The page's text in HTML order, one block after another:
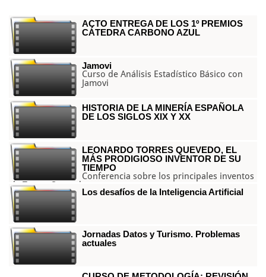
ACTO ENTREGA DE LOS 1º PREMIOS
CÁTEDRA CARBONO AZUL
Jamovi
Curso de Análisis Estadístico Básico con
Jamovi
HISTORIA DE LA MINERÍA ESPAÑOLA
DE LOS SIGLOS XIX Y XX
LEONARDO TORRES QUEVEDO, EL
MÁS PRODIGIOSO INVENTOR DE SU
TIEMPO
Conferencia sobre los principales inventos
de Torres Quevedo
Los desafíos de la Inteligencia Artificial
Jornadas Datos y Turismo. Problemas
actuales